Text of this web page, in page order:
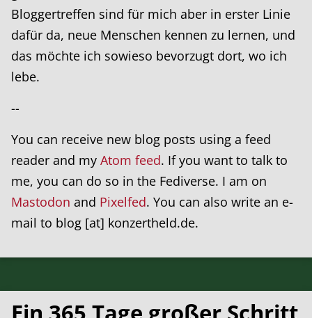
Bloggertreffen sind für mich aber in erster Linie
dafür da, neue Menschen kennen zu lernen, und
das möchte ich sowieso bevorzugt dort, wo ich
lebe.
--
You can receive new blog posts using a feed
reader and my Atom feed. If you want to talk to
me, you can do so in the Fediverse. I am on
Mastodon and Pixelfed. You can also write an e-
mail to blog [at] konzertheld.de.